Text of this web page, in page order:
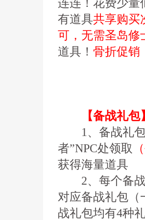
连连！花费少量
有道具共享购买
可，无需圣岛修
道具！ 骨折促销
【备战礼包
1、备战礼
者”NPC处领取
获得海量道具
2、每个备战
对应备战礼包（
战礼包均有4种